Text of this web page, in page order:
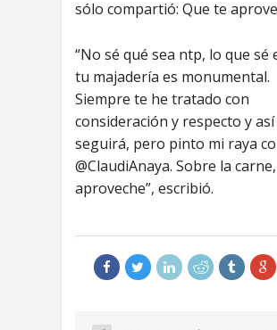
sólo compartió: Que te
“No sé qué sea ntp, lo que sé
tu majadería es monumental.
Siempre te he tratado con
consideración y respecto y así
seguirá, pero pinto mi raya
@ClaudiAnaya. Sobre la
aproveche”, escribió.